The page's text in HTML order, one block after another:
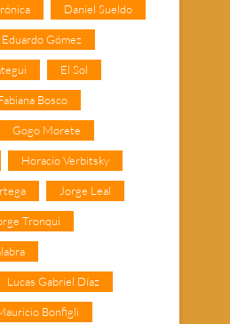
Daniel Sueldo
Eduardo Gómez
El Sol
Bosco
Gogo Morete
Horacio Verbitsky
Jorge Leal
Tronqui
Lucas Gabriel Díaz
Bonfigli